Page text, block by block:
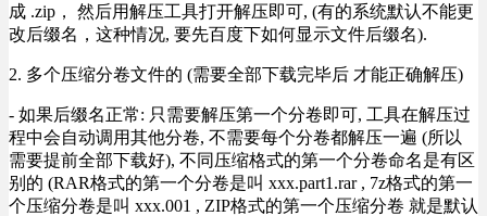
成 .zip， 然后用解压工具打开解压即可, (有的系统默认不能更
改后缀名，这种情况, 要先百度下如何显示文件后缀名).
2. 多个压缩分卷文件的 (需要全部下载完毕后 才能正确解压)
- 如果后缀名正常: 只需要解压第一个分卷即可, 工具在解压过
程中会自动调用其他分卷, 不需要每个分卷都解压一遍 (所以
需要提前全部下载好), 不同压缩格式的第一个分卷命名是有区
别的 (RAR格式的第一个分卷是叫 xxx.part1.rar , 7z格式的第一
个压缩分卷是叫 xxx.001 , ZIP格式的第一个压缩分卷 就是默认